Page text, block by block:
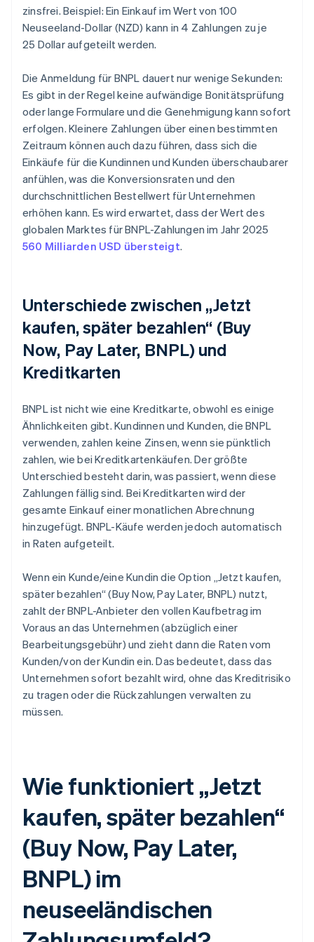
zinsfrei. Beispiel: Ein Einkauf im Wert von 100
Neuseeland-Dollar (NZD) kann in 4 Zahlungen zu je
25 Dollar aufgeteilt werden.
Die Anmeldung für BNPL dauert nur wenige Sekunden:
Es gibt in der Regel keine aufwändige Bonitätsprüfung
oder lange Formulare und die Genehmigung kann sofort
erfolgen. Kleinere Zahlungen über einen bestimmten
Zeitraum können auch dazu führen, dass sich die
Einkäufe für die Kundinnen und Kunden überschaubarer
anfühlen, was die Konversionsraten und den
durchschnittlichen Bestellwert für Unternehmen
erhöhen kann. Es wird erwartet, dass der Wert des
globalen Marktes für BNPL-Zahlungen im Jahr 2025
560 Milliarden USD übersteigt.
Unterschiede zwischen „Jetzt
kaufen, später bezahlen“ (Buy
Now, Pay Later, BNPL) und
Kreditkarten
BNPL ist nicht wie eine Kreditkarte, obwohl es einige
Ähnlichkeiten gibt. Kundinnen und Kunden, die BNPL
verwenden, zahlen keine Zinsen, wenn sie pünktlich
zahlen, wie bei Kreditkartenkäufen. Der größte
Unterschied besteht darin, was passiert, wenn diese
Zahlungen fällig sind. Bei Kreditkarten wird der
gesamte Einkauf einer monatlichen Abrechnung
hinzugefügt. BNPL-Käufe werden jedoch automatisch
in Raten aufgeteilt.
Wenn ein Kunde/eine Kundin die Option „Jetzt kaufen,
später bezahlen“ (Buy Now, Pay Later, BNPL) nutzt,
zahlt der BNPL-Anbieter den vollen Kaufbetrag im
Voraus an das Unternehmen (abzüglich einer
Bearbeitungsgebühr) und zieht dann die Raten vom
Kunden/von der Kundin ein. Das bedeutet, dass das
Unternehmen sofort bezahlt wird, ohne das Kreditrisiko
zu tragen oder die Rückzahlungen verwalten zu
müssen.
Wie funktioniert „Jetzt
kaufen, später bezahlen“
(Buy Now, Pay Later,
BNPL) im
neuseeländischen